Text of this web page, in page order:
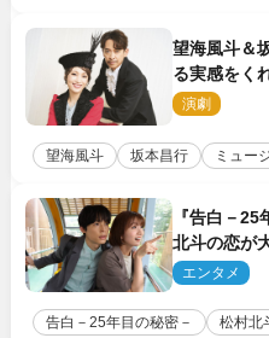
望海風斗＆
る実感をく
原動力を語る
演劇
望海風斗 坂本昌行 ミュー
『告白－25
北斗の恋が
エンタメ
告白－25年目の秘密－ 松村北